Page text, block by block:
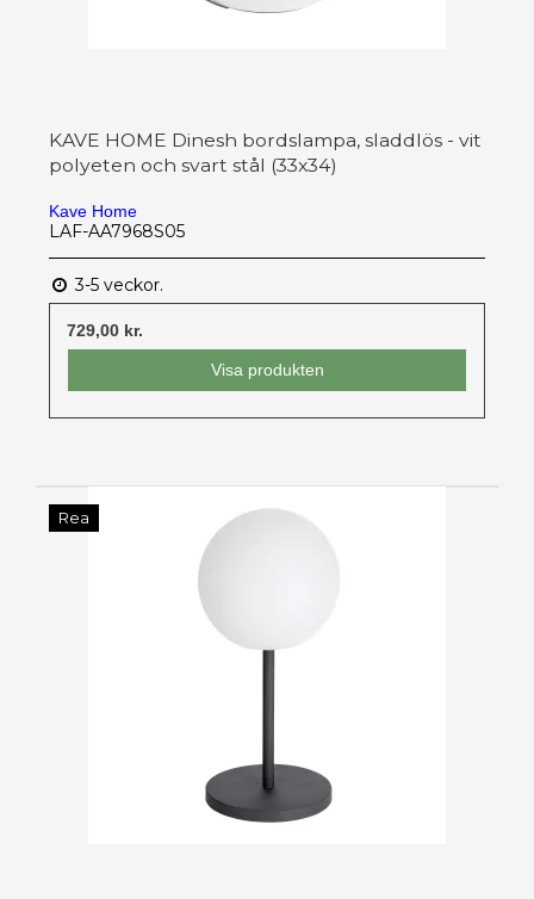
KAVE HOME Dinesh bordslampa, sladdlös - vit
polyeten och svart stål (33x34)
Kave Home
LAF-AA7968S05
3-5 veckor.
729,00 kr.
Visa produkten
Rea